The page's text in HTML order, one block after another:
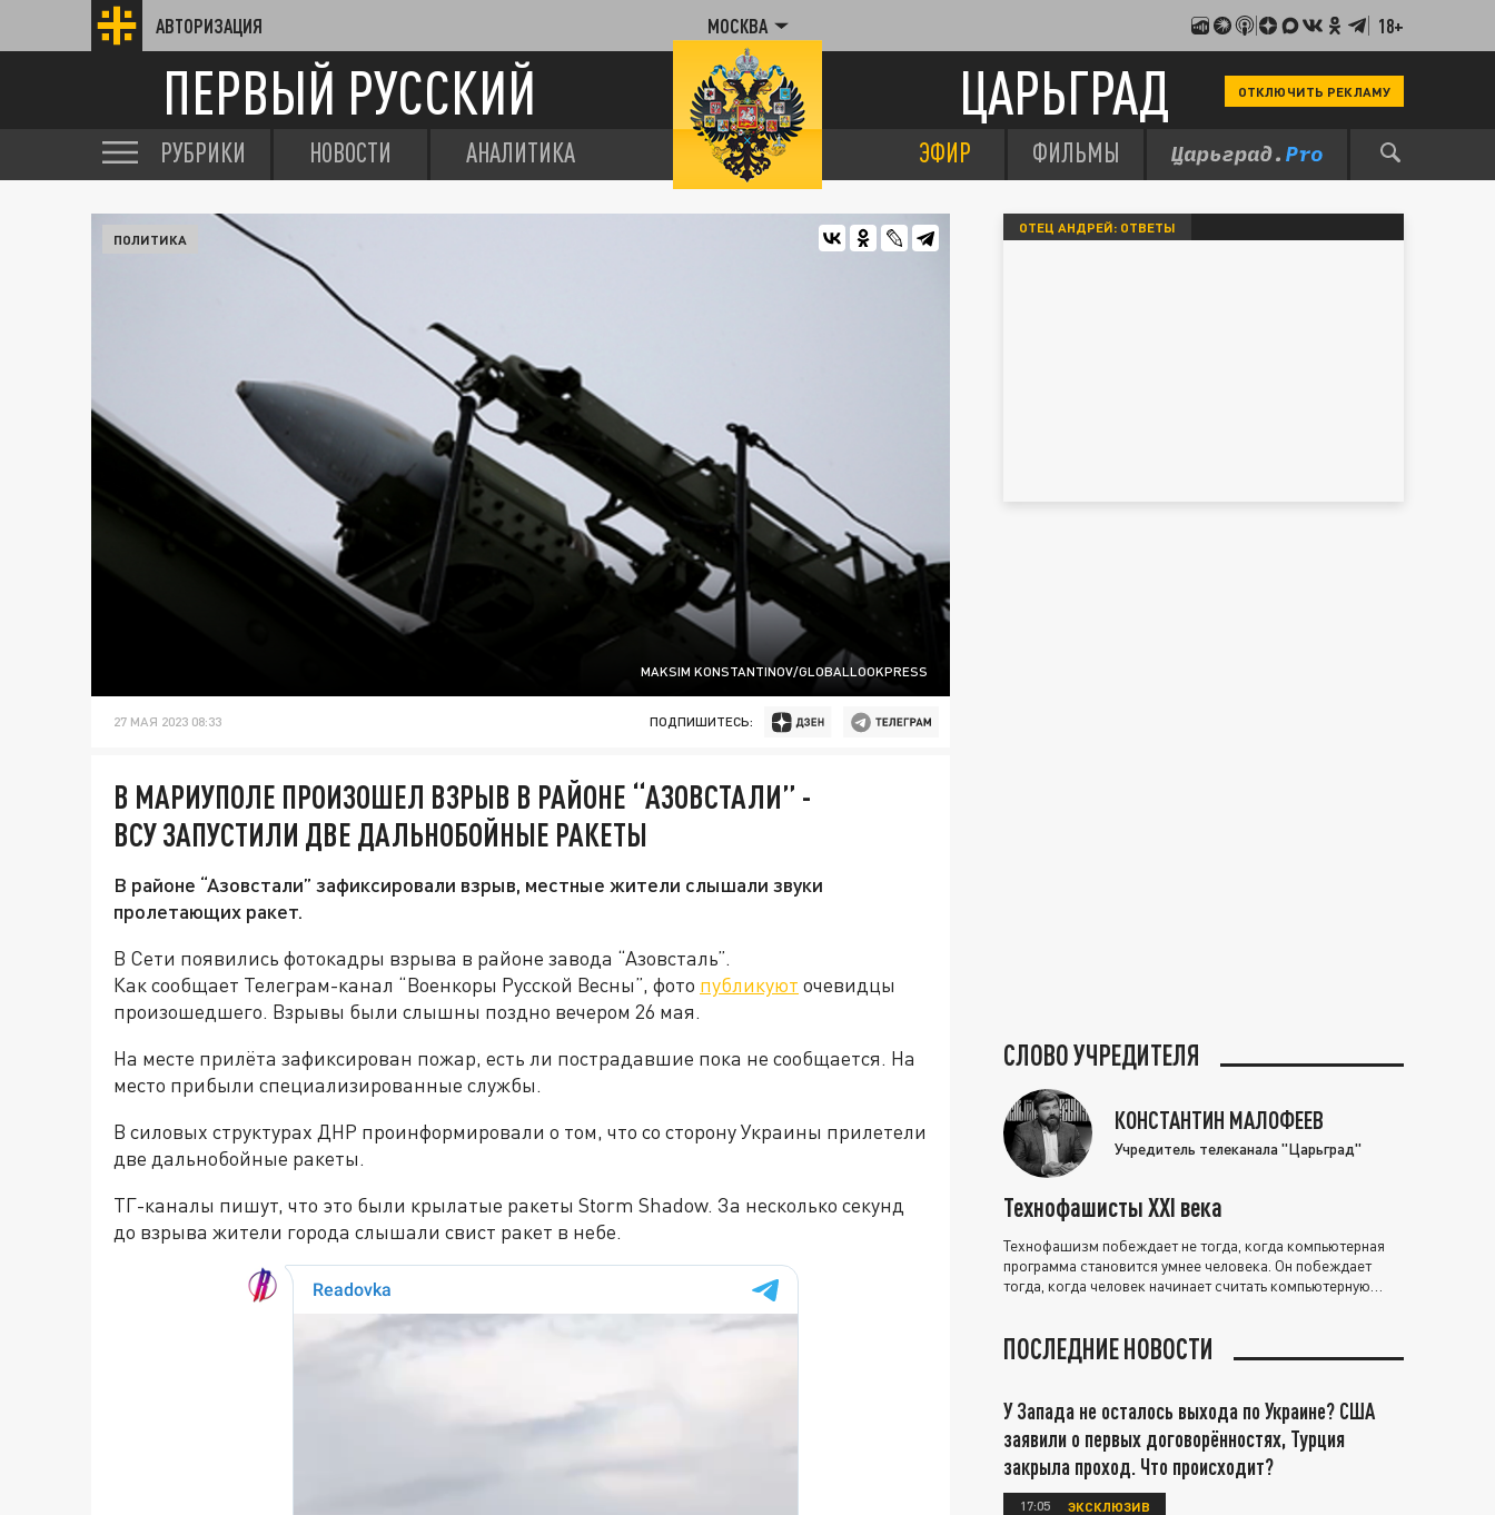
АВТОРИЗАЦИЯ МОСКВА 18+
ПЕРВЫЙ РУССКИЙ ЦАРЬГРАД ОТКЛЮЧИТЬ РЕКЛАМУ
РУБРИКИ НОВОСТИ АНАЛИТИКА ЭФИР ФИЛЬМЫ
MAKSIM KONSTANTINOV/GLOBALLOOKPRESS
ПОЛИТИКА
27 МАЯ 2023 08:33 ПОДПИШИТЕСЬ:
В МАРИУПОЛЕ ПРОИЗОШЕЛ ВЗРЫВ В РАЙОНЕ “АЗОВСТАЛИ” -
ВСУ ЗАПУСТИЛИ ДВЕ ДАЛЬНОБОЙНЫЕ РАКЕТЫ
В районе “Азовстали” зафиксировали взрыв, местные жители слышали звуки
пролетающих ракет.
В Сети появились фотокадры взрыва в районе завода “Азовсталь”.
Как сообщает Телеграм-канал “Военкоры Русской Весны”, фото публикуют очевидцы
произошедшего. Взрывы были слышны поздно вечером 26 мая.
На месте прилёта зафиксирован пожар, есть ли пострадавшие пока не сообщается. На
место прибыли специализированные службы.
В силовых структурах ДНР проинформировали о том, что со сторону Украины прилетели
две дальнобойные ракеты.
ТГ-каналы пишут, что это были крылатые ракеты Storm Shadow. За несколько секунд
до взрыва жители города слышали свист ракет в небе.
ОТЕЦ АНДРЕЙ: ОТВЕТЫ
СЛОВО УЧРЕДИТЕЛЯ
КОНСТАНТИН МАЛОФЕЕВ
Учредитель телеканала "Царьград"
Технофашисты XXI века
Технофашизм побеждает не тогда, когда компьютерная
программа становится умнее человека. Он побеждает
тогда, когда человек начинает считать компьютерную
ПОСЛЕДНИЕ НОВОСТИ
У Запада не осталось выхода по Украине? США
заявили о первых договорённостях, Турция
закрыла проход. Что происходит?
17:05 ЭКСКЛЮЗИВ